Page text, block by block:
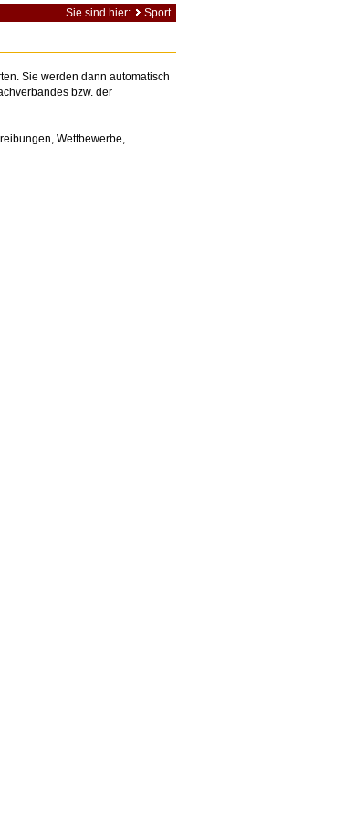
Sie sind hier: Sport
Sie werden dann automatisch
bzw. der
Wettbewerbe,